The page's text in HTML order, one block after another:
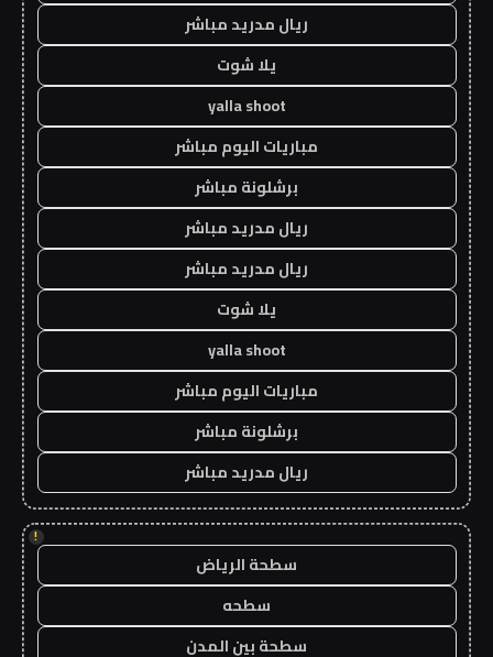
ريال مدريد مباشر
يلا شوت
yalla shoot
مباريات اليوم مباشر
برشلونة مباشر
ريال مدريد مباشر
ريال مدريد مباشر
يلا شوت
yalla shoot
مباريات اليوم مباشر
برشلونة مباشر
ريال مدريد مباشر
!
سطحة الرياض
سطحه
سطحة بين المدن